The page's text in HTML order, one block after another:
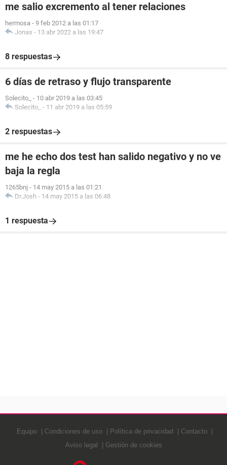
me salio excremento al tener relaciones
hermosa - 9 feb 2012 a las 01:17
Jonas - 13 abr 2022 a las 19:47
8 respuestas
6 días de retraso y flujo transparente
Solecito_ - 10 abr 2019 a las 03:45
Solecito_ - 11 abr 2019 a las 05:59
2 respuestas
me he echo dos test han salido negativo y no ve
baja la regla
1265bnj - 14 may 2015 a las 01:21
Dr.Josh - 14 may 2015 a las 06:48
1 respuesta
Equipo Condiciones de uso Política de privacidad
Contacto
Aviso legal
Gestión de cookies